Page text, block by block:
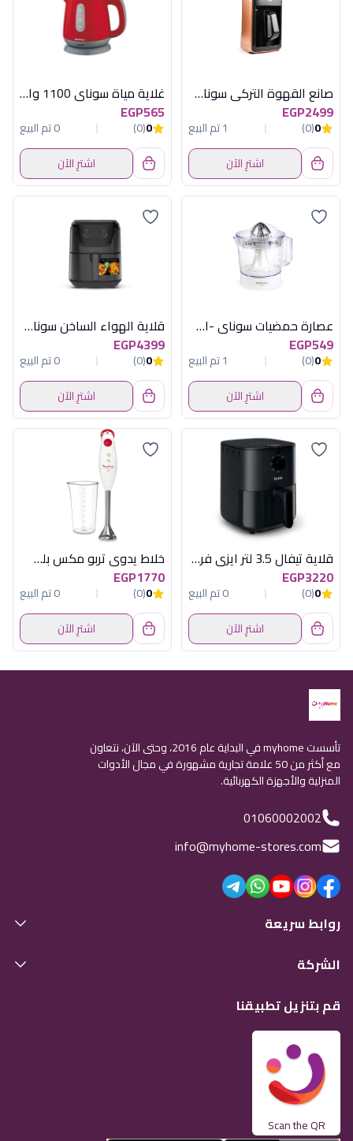
صانع القهوة التركي سوناي -موود -535 وات ,4 اكواب , جولد , MAR-420
EGP2499
0
(0)
1 تم البيع
اشترِ الآن
غلاية مياة سوناي 1100 وات -1.2 لتر-احمر Mar -2200
EGP565
0
(0)
0 تم البيع
اشترِ الآن
عصارة حمضيات سوناي -اسكويزر - 30 وات، سعة 1 لتر، MAR-755
EGP549
0
(0)
1 تم البيع
اشترِ الآن
قلاية الهواء الساخن سوناي – كوك ماستر برو – 2000 وات، 7 لتر – مؤقت يصل الي 60 دقيقة - اسود –MAR-710
EGP4399
0
(0)
0 تم البيع
اشترِ الآن
قلاية تيفال 3.5 لتر ايزى فراى ايسينشيال
EGP3220
0
(0)
0 تم البيع
اشترِ الآن
خلاط يدوى تربو مكس بلس استانلس مولينكس
EGP1770
0
(0)
0 تم البيع
اشترِ الآن
تأسست myhome في البداية عام 2016، وحتى الآن، نتعاون
مع أكثر من 50 علامة تجارية مشهورة في مجال الأدوات
المنزلية والأجهزة الكهربائية.
01060002002
info@myhome-stores.com
روابط سريعة
الشركة
قم بتنزيل تطبيقنا
Scan the QR